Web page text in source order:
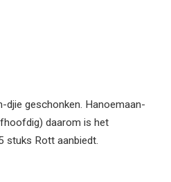
geschonken. Hanoemaan-
daarom is het
stuks Rott aanbiedt.